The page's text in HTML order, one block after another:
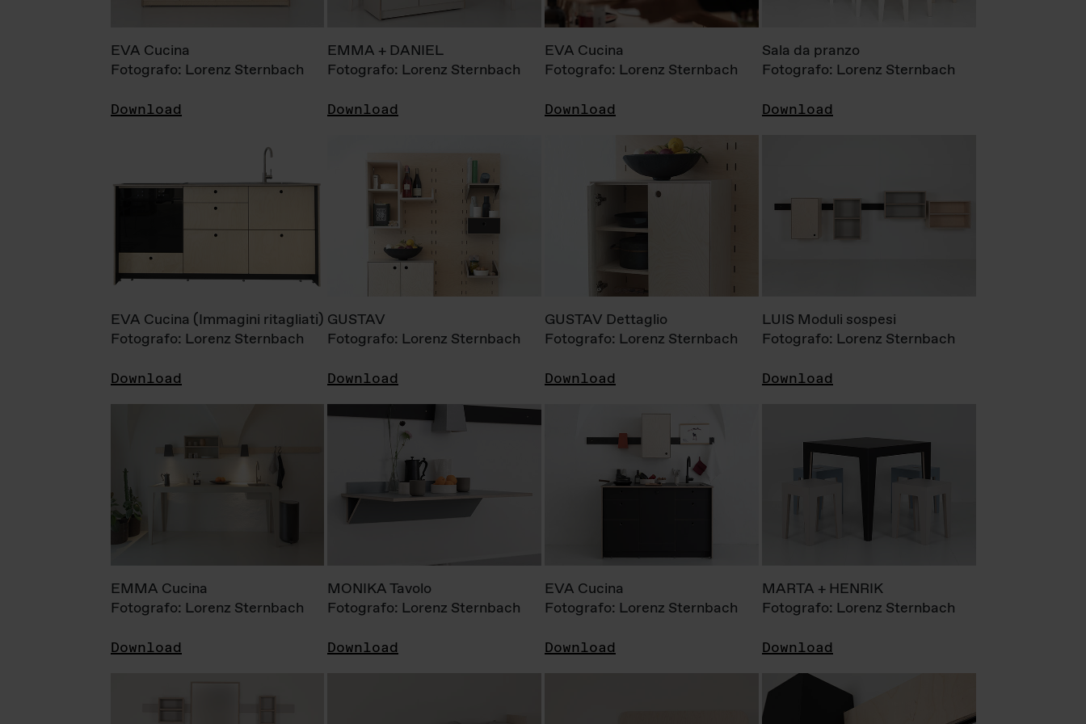
EVA Cucina
Fotografo: Lorenz Sternbach
Download
EMMA + DANIEL
Fotografo: Lorenz Sternbach
Download
EVA Cucina
Fotografo: Lorenz Sternbach
Download
Sala da pranzo
Fotografo: Lorenz Sternbach
Download
EVA Cucina (Immagini ritagliati)
Fotografo: Lorenz Sternbach
Download
GUSTAV
Fotografo: Lorenz Sternbach
Download
GUSTAV Dettaglio
Fotografo: Lorenz Sternbach
Download
LUIS Moduli sospesi
Fotografo: Lorenz Sternbach
Download
EMMA Cucina
Fotografo: Lorenz Sternbach
Download
MONIKA Tavolo
Fotografo: Lorenz Sternbach
Download
EVA Cucina
Fotografo: Lorenz Sternbach
Download
MARTA + HENRIK
Fotografo: Lorenz Sternbach
Download